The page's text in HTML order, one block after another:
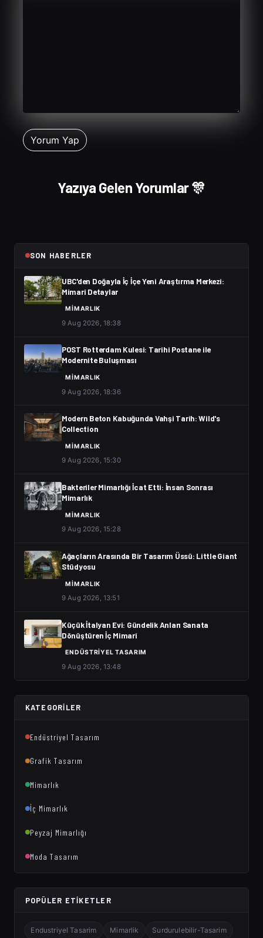
Yazıya Gelen Yorumlar 🎊
SON HABERLER
UBC'den Doğayla İç İçe Yeni Araştırma Merkezi:
Mimari Detaylar
MIMARLIK
9 Aug 2026, 18:38
POST Rotterdam Kulesi: Tarihi Postane ile
Modernite Buluşması
MIMARLIK
9 Aug 2026, 18:36
Modern Beton Kabuğunda Vahşi Tarih: Wild's
Collection
MIMARLIK
9 Aug 2026, 15:30
Bakteriler Mimarlığı İcat Etti: İnsan Sonrası
Mimarlık
MIMARLIK
9 Aug 2026, 15:28
Ağaçların Arasında Bir Tasarım Üssü: Little Giant
Stüdyosu
MIMARLIK
9 Aug 2026, 13:51
Küçük İtalyan Evi: Gündelik Anları Sanata
Dönüştüren İç Mimari
ENDÜSTRIYEL TASARIM
9 Aug 2026, 13:48
KATEGORILER
Endüstriyel Tasarım
Grafik Tasarım
Mimarlık
İç Mimarlık
Peyzaj Mimarlığı
Moda Tasarım
POPÜLER ETIKETLER
Endustriyel Tasarim Mimarlik
Surdurulebilir-Tasarim